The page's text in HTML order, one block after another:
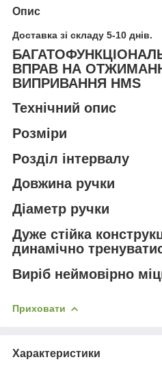
Опис
Доставка зі складу 5-10 днів.
ВПРАВ НА
ВИПРИВАННЯ HMS
Технічний опис
Розміри
Розділ інтервалу
Довжина ручки
Діаметр ручки
Дуже стійка
динамічно
Виріб неймовірно
Приховати
Характеристики